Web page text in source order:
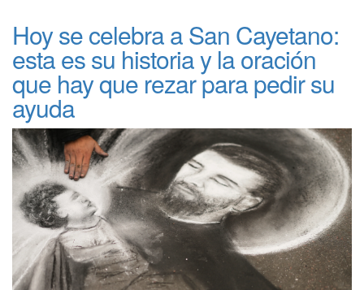
Hoy se celebra a San Cayetano:
esta es su historia y la oración
que hay que rezar para pedir su
ayuda